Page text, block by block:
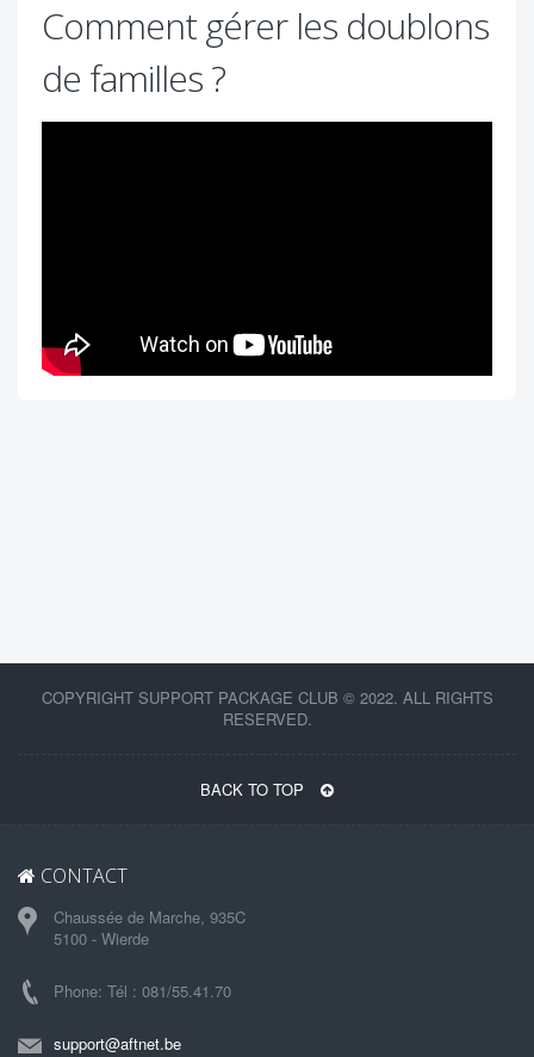
Comment gérer les doublons
de familles ?
COPYRIGHT SUPPORT PACKAGE CLUB © 2022. ALL RIGHTS
RESERVED.
BACK TO TOP
CONTACT
Chaussée de Marche, 935C
5100 - Wierde
Phone: Tél : 081/55.41.70
support@aftnet.be